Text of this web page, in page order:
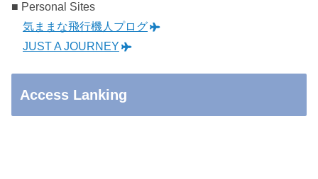
■ Personal Sites
気ままな飛行機人プログ
JUST A JOURNEY
Access Lanking